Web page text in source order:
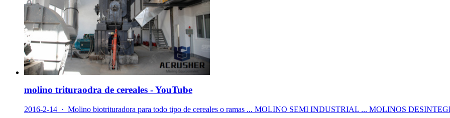
molino trituraodra de cereales - YouTube
2016-2-14 · Molino biotrituradora para todo tipo de cereales o ramas ... MOLINO SEMI INDUSTRIAL ... MOLINOS